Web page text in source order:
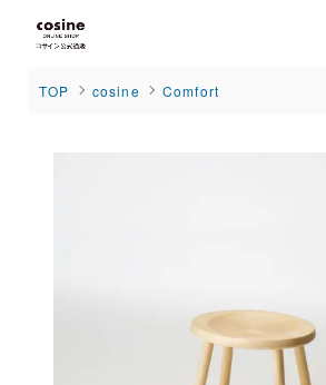
TOP cosine Comfort